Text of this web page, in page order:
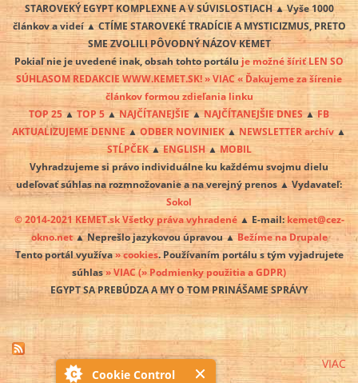
Cookie Control
STAROVEKÝ EGYPT KOMPLEXNE A V SÚVISLOSTIACH ▲ Vyše 1000
článkov a videí ▲ CTÍME STAROVEKÉ TRADÍCIE A MYSTICIZMUS, PRETO
SME ZVOLILI PÔVODNÝ NÁZOV KEMET
Pokiaľ nie je uvedené inak, obsah tohto portálu je možné šíriť LEN SO
SÚHLASOM REDAKCIE WWW.KEMET.SK! » VIAC « Ďakujeme za šírenie
článkov formou zdieľania linku
TOP 25 ▲ TOP 5▲NAJČÍTANEJŠIE▲NAJČÍTANEJŠIE DNES ▲FB
AKTUALIZUJEME DENNE▲ODBER NOVINIEK▲NEWSLETTER archív ▲
STĹPČEK▲ENGLISH▲MOBIL
Vyhradzujeme si právo individuálne ku každému svojmu dielu
udeľovať súhlas na rozmnožovanie a na verejný prenos ▲ Vydavateľ:
Sokol
© 2014-2021 KEMET.sk Všetky práva vyhradené▲ E-mail: kemet@cez-
okno.net▲ Neprešlo jazykovou úpravou ▲Bežíme na Drupale
Tento portál využíva» cookies. Používaním portálu s tým vyjadrujete
súhlas» VIAC(» Podmienky použitia a GDPR)
EGYPT SA PREBÚDZA A MY O TOM PRINÁŠAME SPRÁVY
VIAC